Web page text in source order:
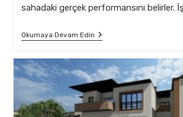
sahadaki gerçek performansını belirler.
Okumaya Devam EdinDepreme
Karşı
Tasarım
Kriterleri
Ve
Mimari
Çözümler